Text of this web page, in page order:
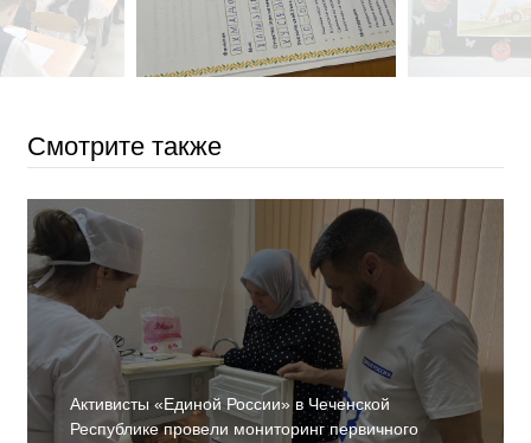
Смотрите также
Активисты «Единой России» в Чеченской
Республике провели мониторинг первичного